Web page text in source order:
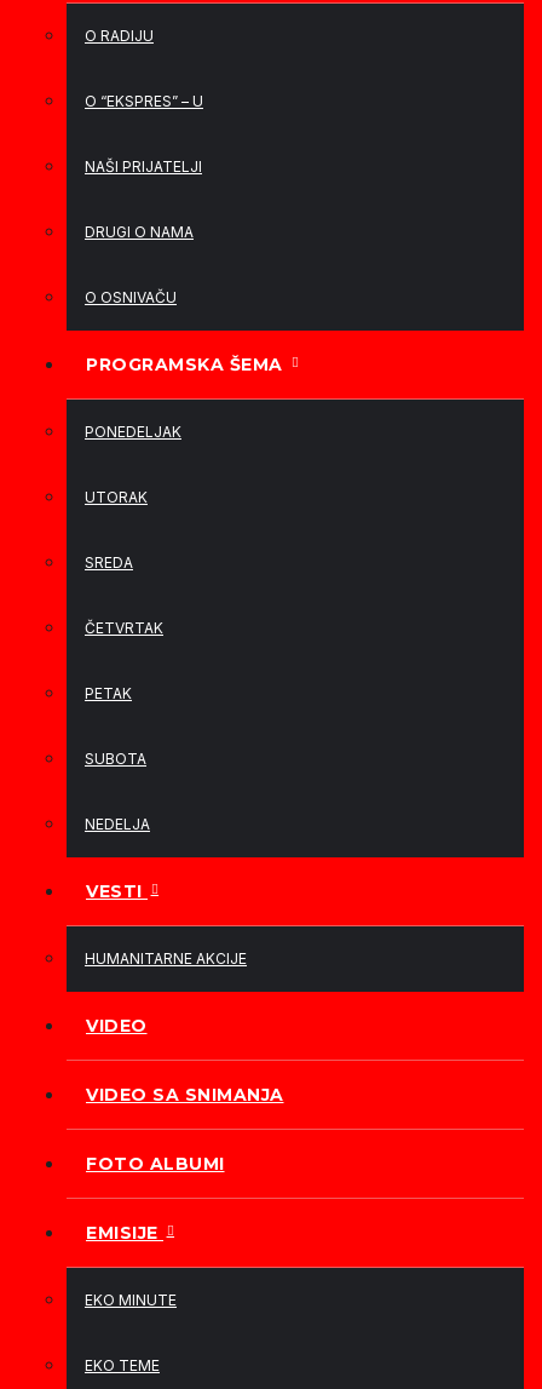
O RADIJU
O “EKSPRES” – U
NAŠI PRIJATELJI
DRUGI O NAMA
O OSNIVAČU
PROGRAMSKA ŠEMA
PONEDELJAK
UTORAK
SREDA
ČETVRTAK
PETAK
SUBOTA
NEDELJA
VESTI
HUMANITARNE AKCIJE
VIDEO
VIDEO SA SNIMANJA
FOTO ALBUMI
EMISIJE
EKO MINUTE
EKO TEME